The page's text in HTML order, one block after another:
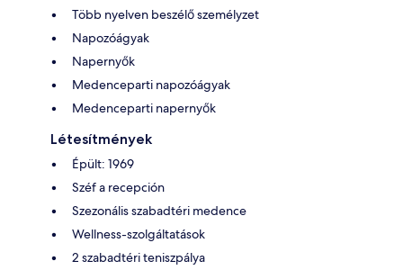
Több nyelven beszélő személyzet
Napozóágyak
Napernyők
Medenceparti napozóágyak
Medenceparti napernyők
Létesítmények
Épült: 1969
Széf a recepción
Szezonális szabadtéri medence
Wellness-szolgáltatások
2 szabadtéri teniszpálya